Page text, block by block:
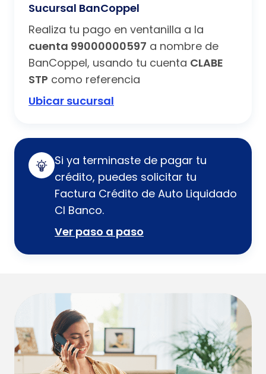
Sucursal BanCoppel
Realiza tu pago en ventanilla a la
cuenta 99000000597 a nombre de
BanCoppel, usando tu cuenta CLABE
STP como referencia
Ubicar sucursal
Si ya terminaste de pagar tu
crédito, puedes solicitar tu
Factura Crédito de Auto Liquidado
CI Banco.
Ver paso a paso